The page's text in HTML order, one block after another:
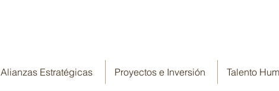
Alianzas Estratégicas Proyectos e Inversión Talento